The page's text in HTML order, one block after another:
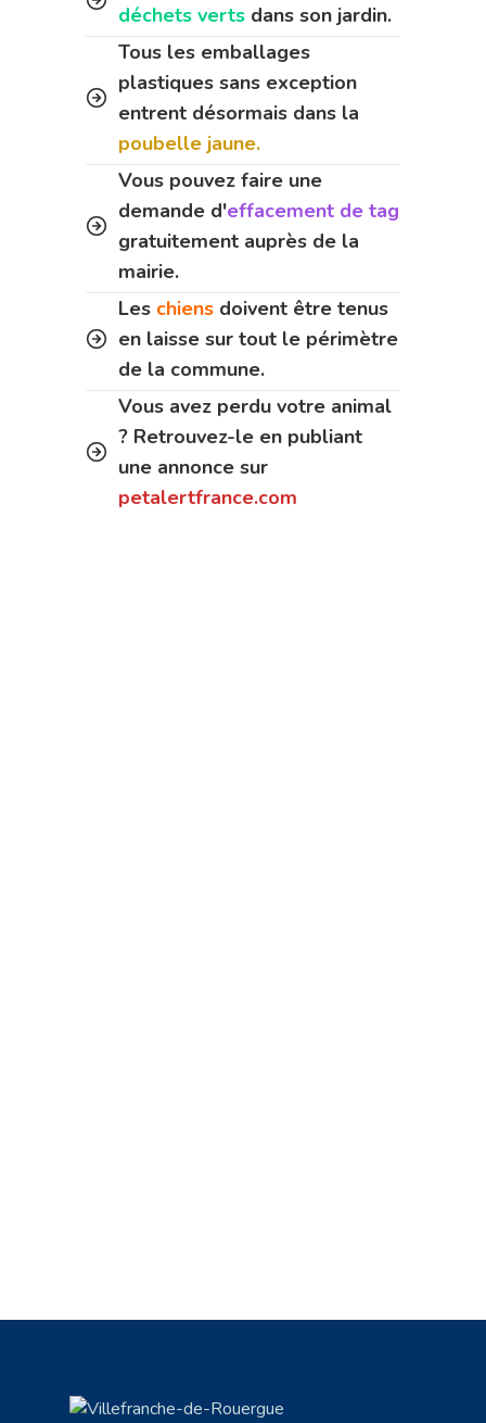
déchets verts dans son jardin.
Tous les emballages
plastiques sans exception
entrent désormais dans la
poubelle jaune.
Vous pouvez faire une
demande d'effacement de tag
gratuitement auprès de la
mairie.
Les chiens doivent être tenus
en laisse sur tout le périmètre
de la commune.
Vous avez perdu votre animal
? Retrouvez-le en publiant
une annonce sur
petalertfrance.com